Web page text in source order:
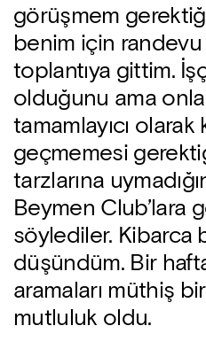
görüşmem
benim için randevu
toplantıya gittim.
olduğunu ama
tamamlayıcı
geçmemesi
tarzlarına
Beymen Club’lara
söylediler. Kibarca
düşündüm. Bir
aramaları müthiş
mutluluk oldu.